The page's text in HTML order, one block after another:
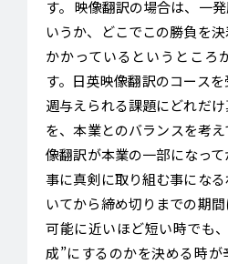
す。 映像翻訳の場合は、一
いうか、どこでこの勝負を
かかっているというところ
す。日英映像翻訳のコース
週与えられる課題にどれだ
を、本業とのバランスを考
像翻訳が本業の一部になっ
事に真剣に取り組む事にな
いてから締め切りまでの期
可能に近いほど短い時でも
成”にするのかを決める時が